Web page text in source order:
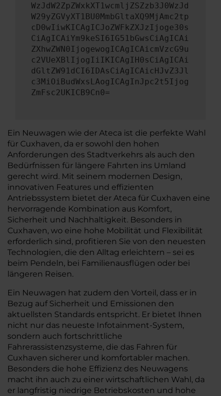
WzJdW2ZpZWxkXT1wcmljZSZzb3J0WzJd
W29yZGVyXT1BU0MmbGltaXQ9MjAmc2tp
cD0wIiwKICAgICJoZWFkZXJzIjoge30s
CiAgICAiYm9keSI6IG51bGwsCiAgICAi
ZXhwZWN0IjogewogICAgICAicmVzcG9u
c2VUeXBlIjogIiIKICAgIH0sCiAgICAi
dGltZW91dCI6IDAsCiAgICAicHJvZ3Jl
c3MiOiBudWxsLAogICAgInJpc2t5Ijog
ZmFsc2UKICB9Cn0=
Ein Neuwagen wie der Ateca ist die perfekte Wahl
für Cuxhaven, da er sowohl den hohen
Anforderungen des Stadtverkehrs als auch den
Bedürfnissen für längere Fahrten ins Umland
gerecht wird. Mit seinem modernen Design,
innovativen Features und effizienten
Antriebssystem bietet der Ateca für Cuxhaven eine
hervorragende Kombination aus Komfort,
Sicherheit und Nachhaltigkeit. Besonders in
Cuxhaven, wo eine hohe Mobilität und Flexibilität
erforderlich sind, profitieren Sie von den neuesten
Technologien, die den Alltag erleichtern – sei es
beim Pendeln, bei Familienausflügen oder bei
längeren Reisen.
Ein Neuwagen hat zudem den Vorteil, dass er in
Bezug auf Sicherheit und Emissionen den
aktuellsten Standards entspricht. Er bietet Ihnen
nicht nur das neueste Infotainment-System,
sondern auch fortschrittliche
Fahrerassistenzsysteme, die das Fahren für
Cuxhaven sicherer und komfortabler machen.
Besonders die hohe Effizienz des Neuwagens
macht ihn auch zu einer wirtschaftlichen Wahl, da
er langfristig niedrige Betriebskosten und hohe